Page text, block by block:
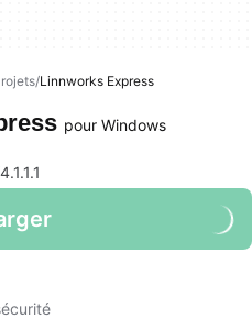
Linnworks Express
pour Windows
4.1.1.1